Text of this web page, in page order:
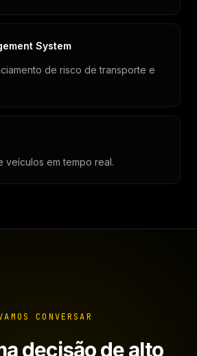
System
de risco de transporte e
veículos em tempo real.
CONVERSAR
decisão de alto